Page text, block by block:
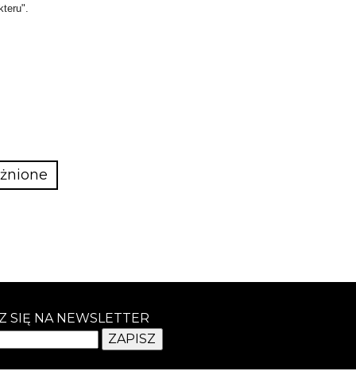
SIĘ NA NEWSLETTER